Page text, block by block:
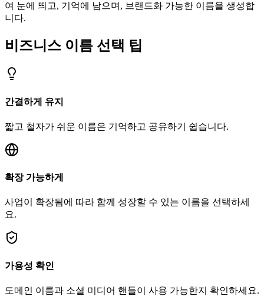
여 눈에 띄고, 기억에 남으며, 브랜드화 가능한 이름을 생성합
니다.
비즈니스 이름 선택 팁
간결하게 유지
짧고 철자가 쉬운 이름은 기억하고 공유하기 쉽습니다.
확장 가능하게
사업이 확장됨에 따라 함께 성장할 수 있는 이름을 선택하세
요.
가용성 확인
도메인 이름과 소셜 미디어 핸들이 사용 가능한지 확인하세요.